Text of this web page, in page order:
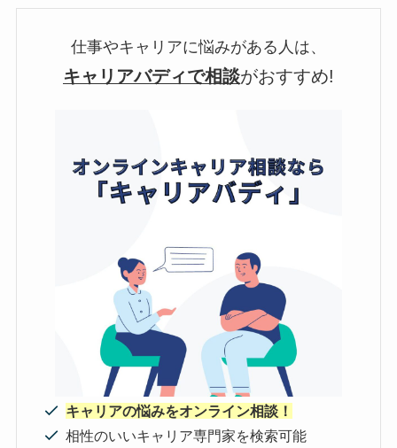
仕事やキャリアに悩みがある人は、
キャリアバディで相談がおすすめ!
キャリアの悩みをオンライン相談！
相性のいいキャリア専門家を検索可能